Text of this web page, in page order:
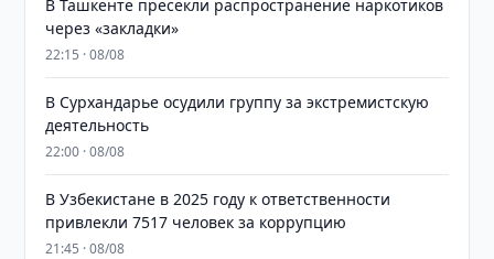
В Ташкенте пресекли распространение наркотиков
через «закладки»
22:15 · 08/08
В Сурхандарье осудили группу за экстремистскую
деятельность
22:00 · 08/08
В Узбекистане в 2025 году к ответственности
привлекли 7517 человек за коррупцию
21:45 · 08/08